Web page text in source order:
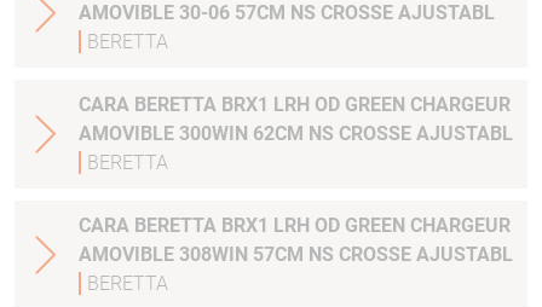
AMOVIBLE 30-06 57CM NS CROSSE AJUSTABL
BERETTA
CARA BERETTA BRX1 LRH OD GREEN CHARGEUR
AMOVIBLE 300WIN 62CM NS CROSSE AJUSTABL
BERETTA
CARA BERETTA BRX1 LRH OD GREEN CHARGEUR
AMOVIBLE 308WIN 57CM NS CROSSE AJUSTABL
BERETTA